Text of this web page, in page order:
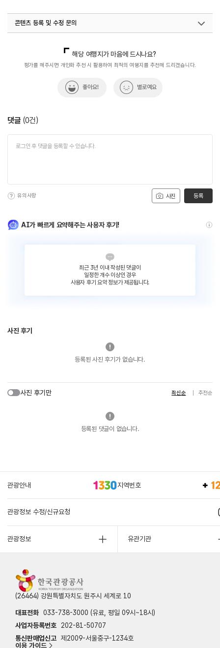
콘텐츠 등록 및 수정 문의
해당 여행지가 마음에 드시나요?
평가를 해주시면 개인화 추천 시 활용하여 최적의 여행지를 추천해 드리겠습니다.
좋아요! 별로예요
댓글 (0건)
사진
유의사항 등록
AI가 빠르게 요약해주는 사용자 후기!
최근 3년 이내 작성된 댓글이
일정한 개수 이상인 경우
사용자 후기 요약 정보가 제공됩니다.
사진 후기
등록된 사진 후기가 없습니다.
사진 후기만 최신순 추천순
등록된 댓글이 없습니다.
관광안내 지역번호
관광정보 수정/신규요청
관광정보 유관기관
(26464) 강원특별자치도 원주시 세계로 10
대표전화 033-738-3000 (유료, 평일 09시~18시)
사업자등록번호
202-81-50707
통신판매업신고 제2009-서울중구-1234호
이용 가이드